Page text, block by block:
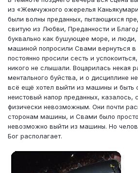
из «Жемчужного ожерелья
были волны преданных, пытающихся
свитую из Любви, Преданности и
буквально как бушующее море, и
машиной попросили Свами вернуться
постоянно просили сесть и
никого не слышали. Воцарилась некая
ментального буйства, и о дисциплине
всё ещё хотел выйти из машины и быть
неистовый напор преданных, казалось,
физически невозможным. Они почти
сторонам машины, и Свами было
невозможно выйти из машины. Но
Бог располагает.